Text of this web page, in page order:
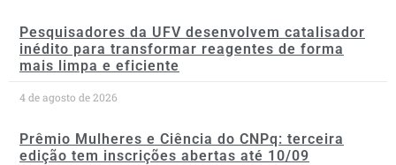
Pesquisadores da UFV desenvolvem catalisador
inédito para transformar reagentes de forma
mais limpa e eficiente
4 de agosto de 2026
Prêmio Mulheres e Ciência do CNPq: terceira
edição tem inscrições abertas até 10/09